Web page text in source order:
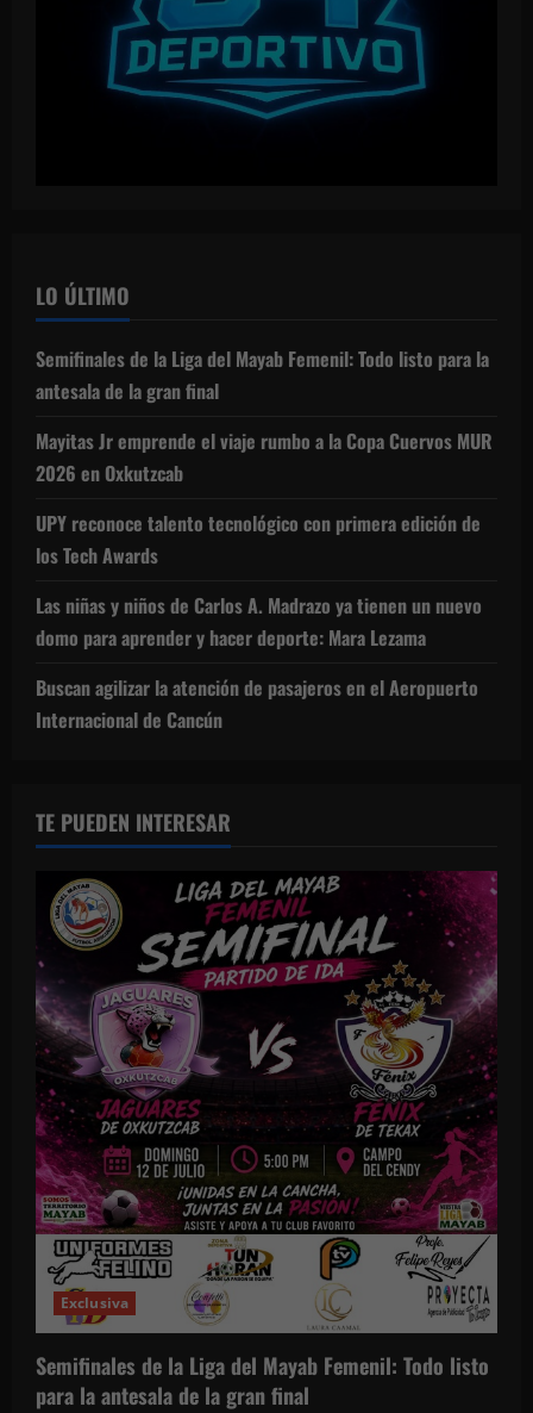
LO ÚLTIMO
Semifinales de la Liga del Mayab Femenil: Todo listo para la
antesala de la gran final
Mayitas Jr emprende el viaje rumbo a la Copa Cuervos MUR
2026 en Oxkutzcab
UPY reconoce talento tecnológico con primera edición de
los Tech Awards
Las niñas y niños de Carlos A. Madrazo ya tienen un nuevo
domo para aprender y hacer deporte: Mara Lezama
Buscan agilizar la atención de pasajeros en el Aeropuerto
Internacional de Cancún
TE PUEDEN INTERESAR
Exclusiva
Semifinales de la Liga del Mayab Femenil: Todo listo
para la antesala de la gran final